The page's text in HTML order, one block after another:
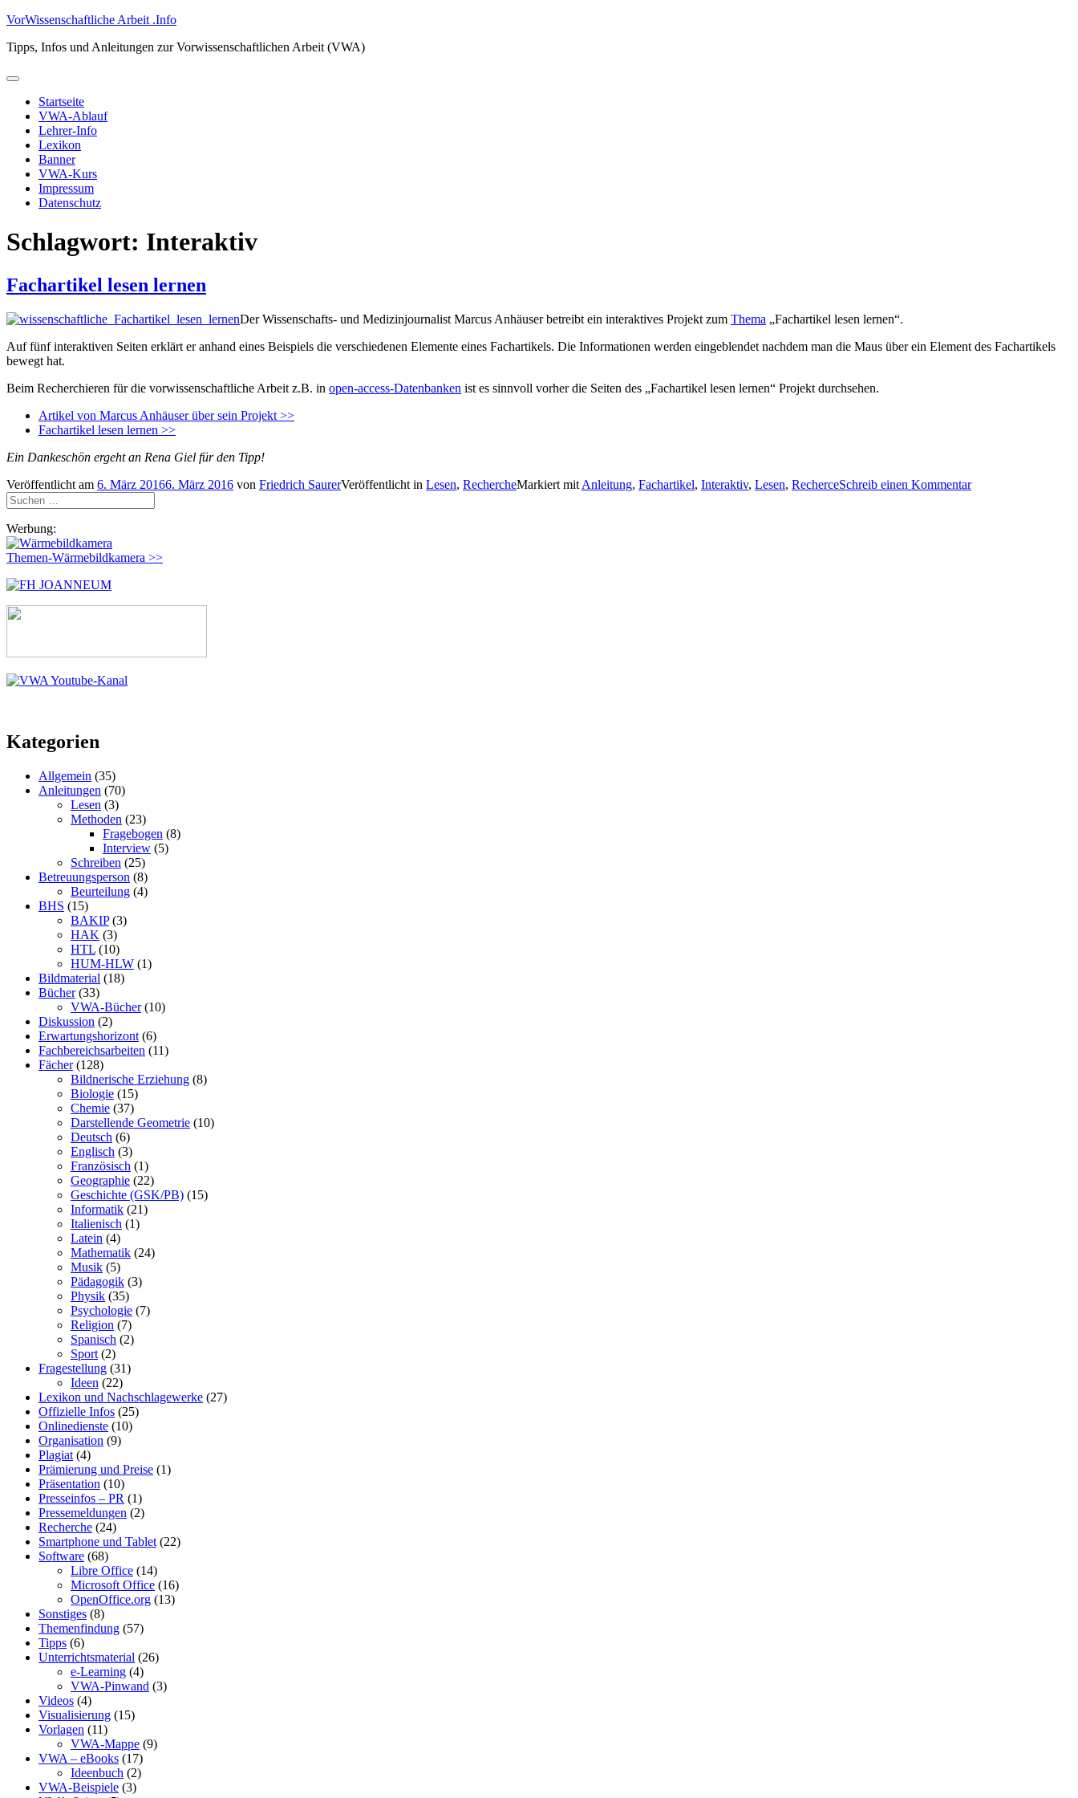
Zum
springen
VorWissenschaftliche Arbeit .Info
Tipps, Infos und Anleitungen zur Vorwissenschaftlichen Arbeit (VWA)
Primäres
Startseite
VWA-Ablauf
Lehrer-Info
Lexikon
Banner
VWA-Kurs
Impressum
Datenschutz
Schlagwort: Interaktiv
Fachartikel lesen lernen
Der Wissenschafts- und Medizinjournalist Marcus Anhäuser betreibt ein interaktives Projekt zum Thema „Fachartikel lesen lernen“.
Auf fünf interaktiven Seiten erklärt er anhand eines Beispiels die verschiedenen Elemente eines Fachartikels. Die Informationen werden eingeblendet nachdem man die Maus über ein Element des Fachartikels
bewegt hat.
Beim Recherchieren für die vorwissenschaftliche Arbeit z.B. in open-access-Datenbanken ist es sinnvoll vorher die Seiten des „Fachartikel lesen lernen“ Projekt durchsehen.
Artikel von Marcus Anhäuser über sein Projekt >>
Fachartikel lesen lernen >>
Ein Dankeschön ergeht an Rena Giel für den Tipp!
Veröffentlicht am 6. März 20166. März 2016 von Friedrich SaurerVeröffentlicht in Lesen, RechercheMarkiert mit Anleitung, Fachartikel, Interaktiv, Lesen, RecherceSchreib einen Kommentar
Suchen
nach:
Werbung:
Themen-Wärmebildkamera >>
Kategorien
Allgemein (35)
Anleitungen (70)
Lesen (3)
Methoden (23)
Fragebogen (8)
Interview (5)
Schreiben (25)
Betreuungsperson (8)
Beurteilung (4)
BHS (15)
BAKIP(3)
HAK (3)
HTL (10)
HUM-HLW (1)
Bildmaterial (18)
Bücher(33)
VWA-Bücher(10)
Diskussion (2)
Erwartungshorizont (6)
Fachbereichsarbeiten (11)
Fächer(128)
Bildnerische Erziehung (8)
Biologie (15)
Chemie (37)
Darstellende Geometrie (10)
Deutsch (6)
Englisch (3)
Französisch (1)
Geographie (22)
Geschichte (GSK/PB) (15)
Informatik (21)
Italienisch (1)
Latein (4)
Mathematik (24)
Musik (5)
Pädagogik (3)
Physik (35)
Psychologie (7)
Religion (7)
Spanisch (2)
Sport (2)
Fragestellung (31)
Ideen (22)
Lexikon und Nachschlagewerke (27)
Offizielle Infos (25)
Onlinedienste (10)
Organisation (9)
Plagiat (4)
Prämierung und Preise (1)
Präsentation (10)
Presseinfos – PR (1)
Pressemeldungen (2)
Recherche (24)
Smartphone und Tablet (22)
Software (68)
Libre Office (14)
Microsoft Office (16)
OpenOffice.org (13)
Sonstiges (8)
Themenfindung (57)
Tipps (6)
Unterrichtsmaterial (26)
e-Learning (4)
VWA-Pinwand (3)
Videos (4)
Visualisierung (15)
Vorlagen (11)
VWA-Mappe (9)
VWA – eBooks (17)
Ideenbuch (2)
VWA-Beispiele (3)